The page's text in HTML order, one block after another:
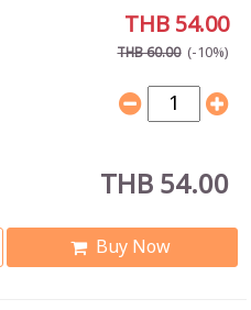
THB 54.00
THB 60.00 (-10%)
THB 54.00
Buy Now